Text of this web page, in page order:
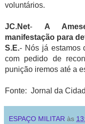
voluntários.
JC.Net- A
manifestação para
S.E.- Nós já estamos
com pedido de
punição iremos até a
Fonte: Jornal da
ESPAÇO MILITAR às